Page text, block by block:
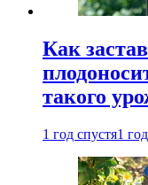
Как
такого
1 год спустя1